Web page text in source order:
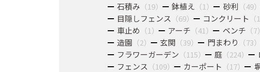
石積み （19） 鉢植え （1） 砂利 （49）
目隠しフェンス （69） コンクリート
車止め （1） アーチ （41） ベンチ （7）
造園 （2） 玄関 （39） 門まわり （73）
フラワーガーデン （115） 庭 （224）
フェンス （109） カーポート （17）